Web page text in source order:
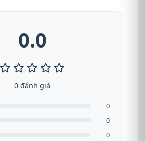
0.0
0 đánh giá
0
0
0